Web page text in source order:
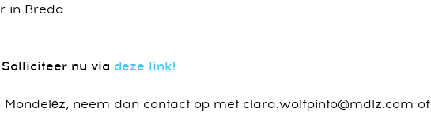
in Breda
nu via deze link!
neem dan contact op met clara.wolfpinto@mdlz.com of